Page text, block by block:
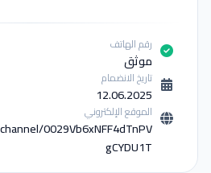
رقم الهاتف
موثق
تاريخ الانضمام
12.06.2025
الموقع الإلكتروني
0029Vb6xNFF4dTnPV
gCYDU1T